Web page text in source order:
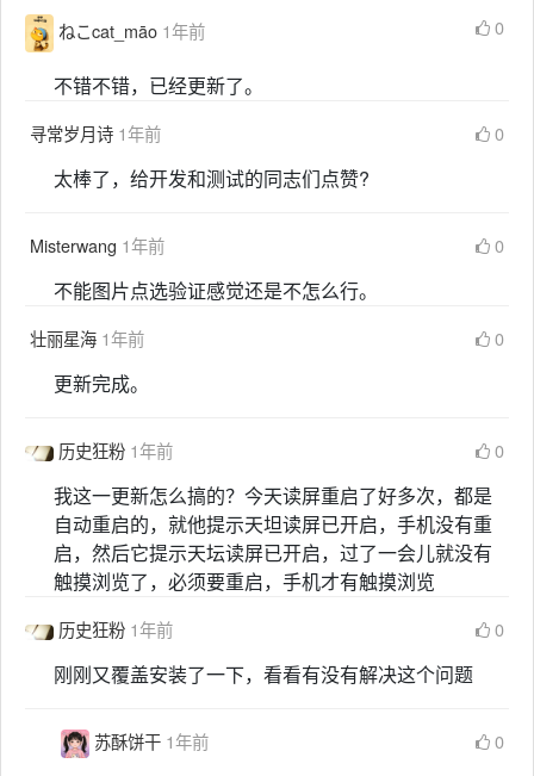
ねこcat_māo 1年前 0
不错不错，已经更新了。
寻常岁月诗 1年前 0
太棒了，给开发和测试的同志们点赞?
Misterwang 1年前 0
不能图片点选验证感觉还是不怎么行。
壮丽星海 1年前 0
更新完成。
历史狂粉 1年前 0
我这一更新怎么搞的？今天读屏重启了好多次，都是
自动重启的，就他提示天坦读屏已开启，手机没有重
启，然后它提示天坛读屏已开启，过了一会儿就没有
触摸浏览了，必须要重启，手机才有触摸浏览
历史狂粉 1年前 0
刚刚又覆盖安装了一下，看看有没有解决这个问题
苏酥饼干 1年前 0